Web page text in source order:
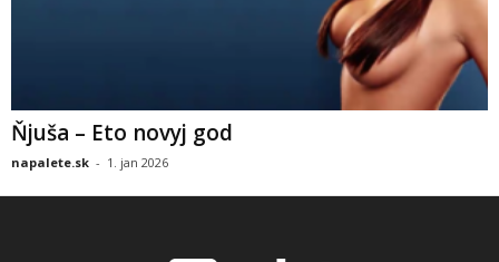
Ňjuša – Eto novyj god
napalete.sk - 1. jan 2026